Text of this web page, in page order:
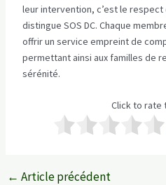
leur intervention, c’est le respect
distingue SOS DC. Chaque
offrir un service empreint de
permettant ainsi aux familles de
sérénité.
Click to rate
Navigation
← Article précédent